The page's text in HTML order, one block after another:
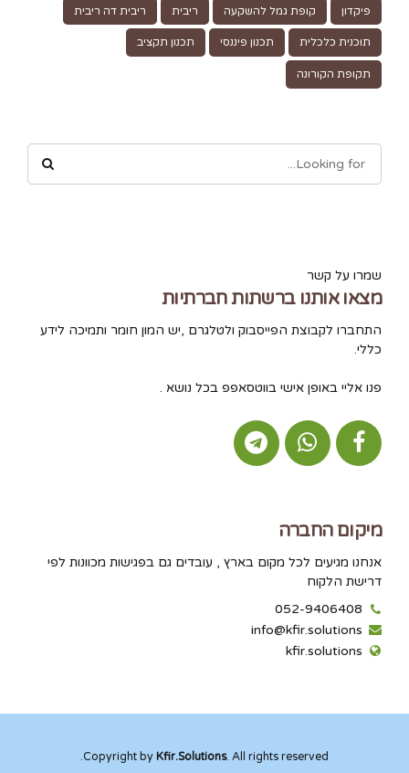
פיקדון קופת גמל להשקעה ריבית ריבית דה ריבית
תוכנית כלכלית תכנון פיננסי תכנון תקציב
תקופת הקורונה
שמרו על קשר
מצאו אותנו ברשתות חברתיות
התחברו לקבוצת הפייסבוק ולטלגרם ,יש המון חומר ותמיכה לידע
כללי.
פנו אליי באופן אישי בווטסאפפ בכל נושא .
מיקום החברה
אנחנו מגיעים לכל מקום בארץ , עובדים גם בפגישות מכוונות לפי
דרישת הלקוח
052-9406408
info@kfir.solutions
kfir.solutions
Copyright by Kfir.Solutions. All rights reserved.